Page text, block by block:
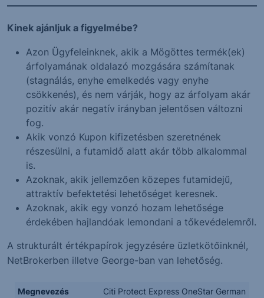
Kinek ajánljuk a figyelmébe?
Azon Ügyfeleinknek, akik a Mögöttes termék(ek)
árfolyamának oldalazó mozgására számítanak
(stagnálás, enyhe emelkedés vagy enyhe
csökkenés), és nem várják, hogy az árfolyam akár
pozitív akár negatív irányban jelentősen változni
fog.
Akik vonzó Kupon kifizetésben szeretnének
részesülni, a futamidő alatt akár több alkalommal
is.
Azoknak, akik jellemzően közepes futamidejű,
attraktív befektetési lehetőséget keresnek.
Azoknak, akik egy vonzó hozam lehetősége
érdekében hajlandóak lemondani a tőkevédelemről.
A strukturált értékpapírok jegyzésére üzletkötőinknél,
NetBrokerben illetve George-ban van lehetőség.
Megnevezés
Citi Protect Express OneStar German